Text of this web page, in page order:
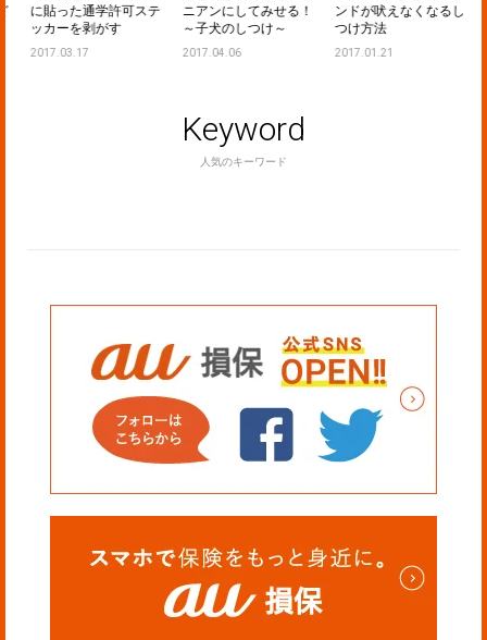
に貼った通学許可ステ
ッカーを剥がす
2017.03.17
ニアンにしてみせる！
～子犬のしつけ～
2017.04.06
ンドが吠えなくなるし
つけ方法
2017.01.21
Keyword
人気のキーワード